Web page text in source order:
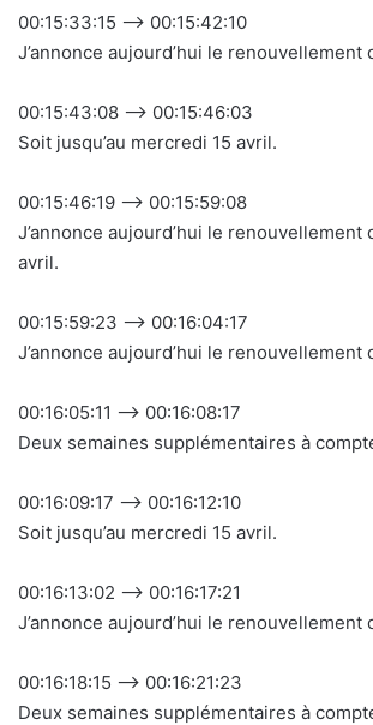
00:15:33:15 –> 00:15:42:10
J’annonce aujourd’hui le
00:15:43:08 –> 00:15:46:03
Soit jusqu’au mercredi 15 avril.
00:15:46:19 –> 00:15:59:08
J’annonce aujourd’hui le
avril.
00:15:59:23 –> 00:16:04:17
J’annonce aujourd’hui le
00:16:05:11 –> 00:16:08:17
Deux semaines supplémentaires à
00:16:09:17 –> 00:16:12:10
Soit jusqu’au mercredi 15 avril.
00:16:13:02 –> 00:16:17:21
J’annonce aujourd’hui le
00:16:18:15 –> 00:16:21:23
Deux semaines supplémentaires à